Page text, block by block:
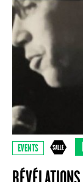
EVENTS